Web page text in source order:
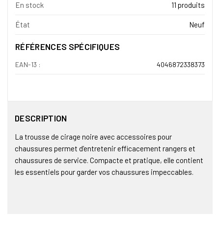
En stock 11 produits
État Neuf
RÉFÉRENCES SPÉCIFIQUES
EAN-13 : 4046872338373
DESCRIPTION
La trousse de cirage noire avec accessoires pour
chaussures permet d’entretenir efficacement rangers et
chaussures de service. Compacte et pratique, elle contient
les essentiels pour garder vos chaussures impeccables.